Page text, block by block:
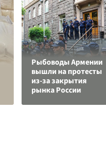
Рыбоводы Армении
вышли на протесты
из-за закрытия
рынка России